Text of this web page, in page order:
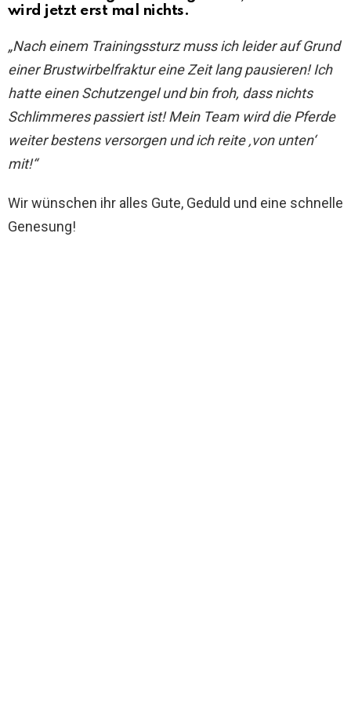
wird jetzt erst mal nichts.
„Nach einem Trainingssturz muss ich leider auf Grund
einer Brustwirbelfraktur eine Zeit lang pausieren! Ich
hatte einen Schutzengel und bin froh, dass nichts
Schlimmeres passiert ist! Mein Team wird die Pferde
weiter bestens versorgen und ich reite ‚von unten‘
mit!“
Wir wünschen ihr alles Gute, Geduld und eine schnelle
Genesung!